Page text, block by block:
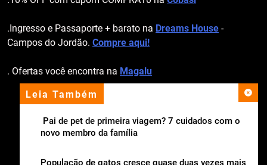
Leia Também
Pai de pet de primeira viagem? 7 cuidados com o
novo membro da família
População de gatos cresce quase duas vezes mais
.Ingresso e Passaporte + barato na Dreams House -
Campos do Jordão. Compre aqui!
. Ofertas você encontra na Magalu
apoio institucional